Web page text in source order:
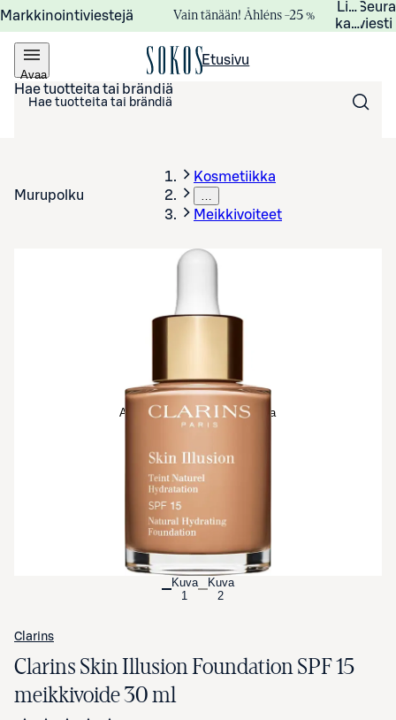
Markkinointiviestejä Vain tänään! Åhléns –25 %
viesti
Avaa
valikko
Etusivu
Hae tuotteita tai brändiä
Murupolku
Kosmetiikka
…
Meikkivoiteet
Avaa tuotekuva suurennettuna
Kuva
1
Kuva
2
Clarins
Clarins Skin Illusion Foundation SPF 15
meikkivoide 30 ml